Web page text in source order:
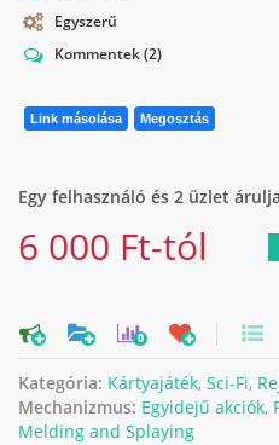
Egyszerű
Kommentek(2)
Link másolása Megosztás
Egy felhasználó és 2 üzlet
6 000 Ft-tól
0
Kategória: Kártyajáték, Sci-Fi,
Mechanizmus: Egyidejű akciók,
Melding and Splaying